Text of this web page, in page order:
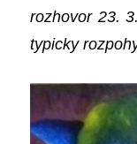
rozhovor 23.
typicky